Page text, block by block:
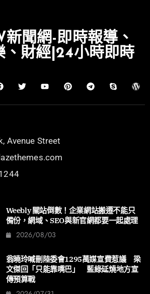
聞網-即時報導、
、財經|24小時即時
Avenue Street
Weebly 關站倒數！企業網站搬遷不能只
備份，網域、SEO與新官網都要一起處理
2026/08/03
翁曉玲喊刪陸委會1295萬媒宣費惹議 梁
文傑回「只能靠嘴巴」 藍綠延燒地方宣
傳預算戰